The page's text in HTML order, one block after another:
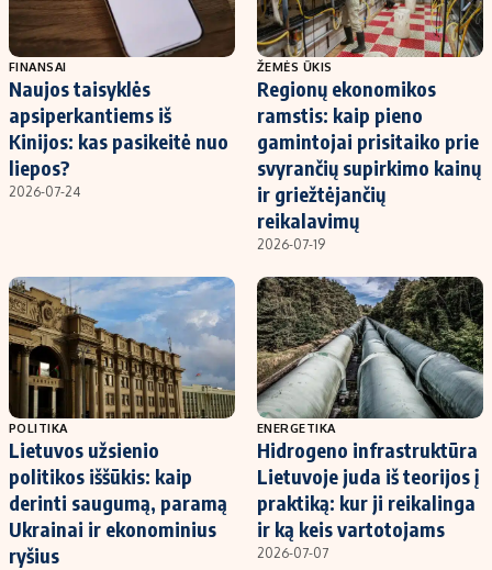
FINANSAI
Naujos taisyklės
apsiperkantiems iš
Kinijos: kas pasikeitė nuo
liepos?
2026-07-24
ŽEMĖS ŪKIS
Regionų ekonomikos
ramstis: kaip pieno
gamintojai prisitaiko prie
svyrančių supirkimo kainų
ir griežtėjančių
reikalavimų
2026-07-19
POLITIKA
Lietuvos užsienio
politikos iššūkis: kaip
derinti saugumą, paramą
Ukrainai ir ekonominius
ryšius
ENERGETIKA
Hidrogeno infrastruktūra
Lietuvoje juda iš teorijos į
praktiką: kur ji reikalinga
ir ką keis vartotojams
2026-07-07